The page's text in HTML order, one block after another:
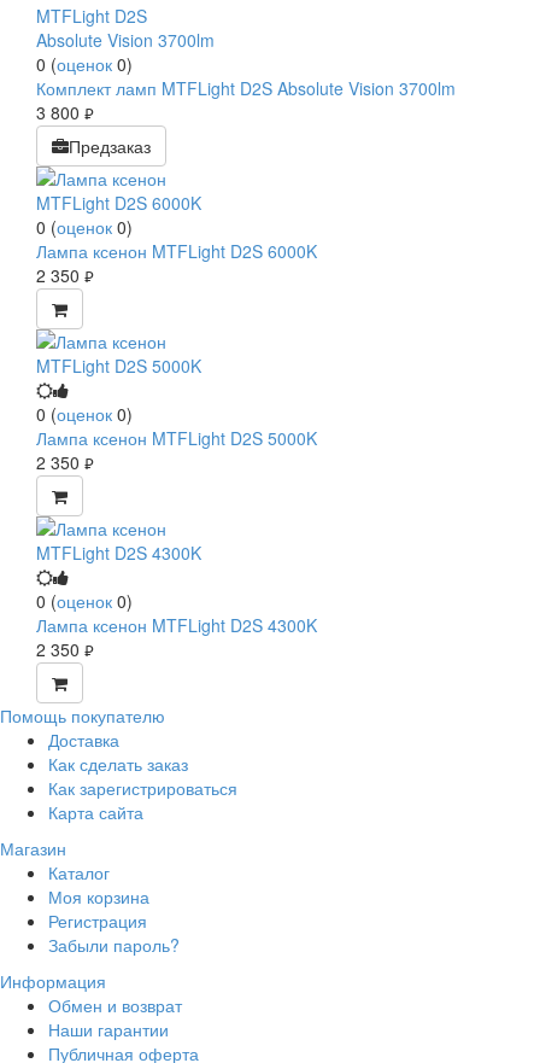
0 (оценок 0)
Комплект ламп MTFLight D2S Absolute Vision 3700lm
3 800 руб.
Предзаказ
0 (оценок 0)
Лампа ксенон MTFLight D2S 6000K
2 350 руб.
0 (оценок 0)
Лампа ксенон MTFLight D2S 5000K
2 350 руб.
0 (оценок 0)
Лампа ксенон MTFLight D2S 4300K
2 350 руб.
Помощь покупателю
Доставка
Как сделать заказ
Как зарегистрироваться
Карта сайта
Магазин
Каталог
Моя корзина
Регистрация
Забыли пароль?
Информация
Обмен и возврат
Наши гарантии
Публичная оферта